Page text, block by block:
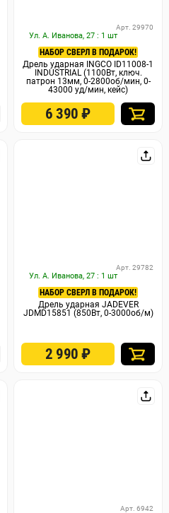
Ул. А. Иванова, 27 : 1 шт
Арт. 29970
НАБОР СВЕРЛ В ПОДАРОК!
Дрель ударная INGCO ID11008-1
INDUSTRIAL (1100Вт, ключ.
патрон 13мм, 0-2800об/мин, 0-
43000 уд/мин, кейс)
6 390₽
Ул. А. Иванова, 27 : 1 шт
Арт. 29782
НАБОР СВЕРЛ В ПОДАРОК!
Дрель ударная JADEVER
JDMD15851 (850Вт, 0-3000об/м)
2 990₽
Арт. 6942